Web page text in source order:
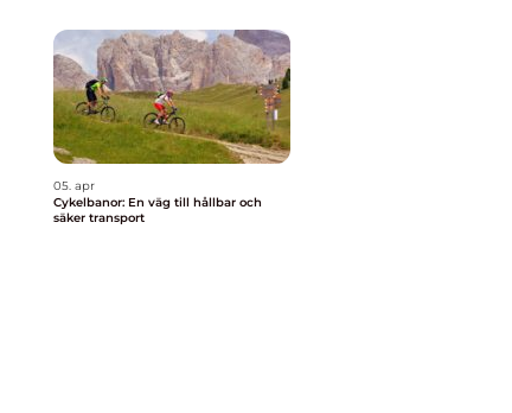
05. apr
Cykelbanor: En väg till hållbar och
säker transport